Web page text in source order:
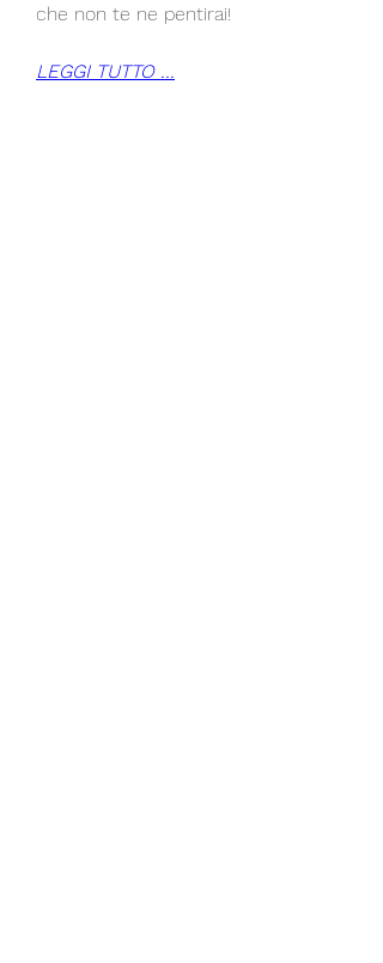
che non te ne pentirai!
LEGGI TUTTO ...